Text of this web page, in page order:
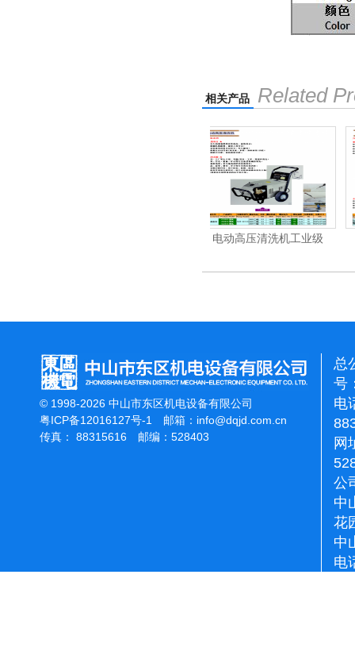
相关产品 Related
汽油/柴油高压清洗机
© 1998-2026 中山市东区机电设备有限公司
粤ICP备12016127号-1
邮箱： info@dqjd.com.cn
传真： 88315616 邮编：528403
总
号
电
网
公
中
花
中
电